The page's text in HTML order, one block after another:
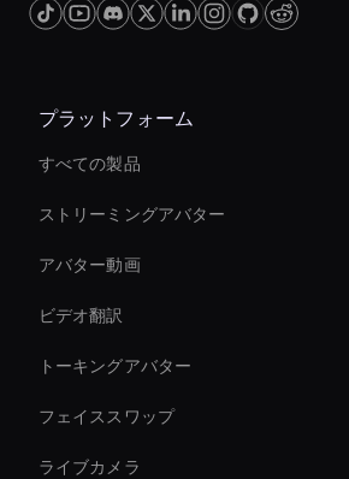
プラットフォーム
すべての製品
ストリーミングアバター
アバター動画
ビデオ翻訳
トーキングアバター
フェイススワップ
ライブカメラ